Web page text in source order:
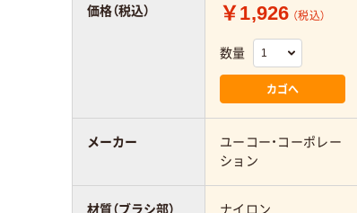
￥1,926 （税込）
数量
カゴへ
ユーコー・コーポレー
ション
ナイロン
価格（税込）
メーカー
材質（ブラシ部）